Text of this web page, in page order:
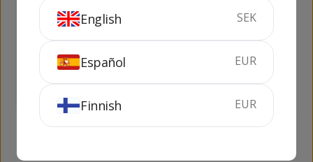
Corral de Campanas
14.5% 13.5%
English SEK
Español EUR
Finnish EUR